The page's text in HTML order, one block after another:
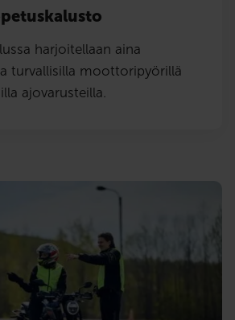
harjoitellaan aina
turvallisilla moottoripyörillä
ajovarusteilla.